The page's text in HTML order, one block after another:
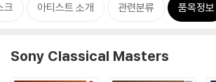
크 아티스트 소개 관련분류 품목정보
Sony Classical Masters